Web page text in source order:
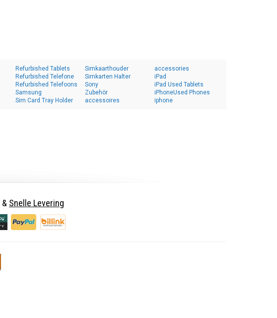
Refurbished Tablets
Refurbished Telefone
Refurbished Telefoons
Samsung
Sim Card Tray Holder
Simkaarthouder
Simkarten Halter
Sony
Zubehör
accessoires
accessories
iPad
iPad Used Tablets
iPhoneUsed Phones
iphone
& Snelle Levering